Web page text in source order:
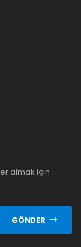
almak için
GÖNDER